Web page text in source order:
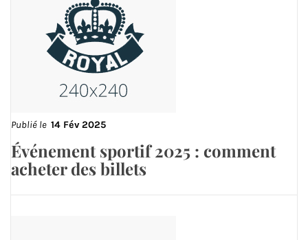
Publié le 14 Fév 2025
Événement sportif 2025 : comment
acheter des billets